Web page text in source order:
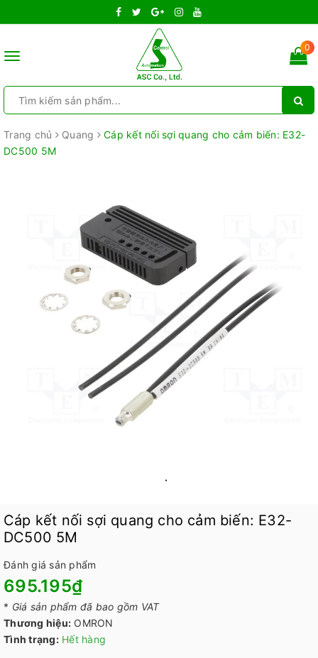
Toggle
0
Trang chủ Quang
Cáp kết nối sợi quang cho cảm biến: E32-
DC500 5M
Cáp kết nối sợi quang cho cảm biến: E32-
DC500 5M
Đánh giá sản phẩm
695.195₫
* Giá sản phẩm đã bao gồm VAT
Thương hiệu: OMRON
Tình trạng: Hết hàng